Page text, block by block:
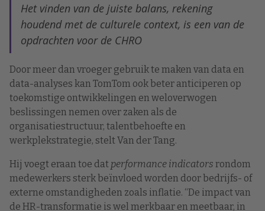
Het vinden van de juiste balans, rekening
houdend met de culturele context, is een van de
opdrachten voor de CHRO
Door meer dan vroeger gebruik te maken van data en
data-analyses kan TomTom ook beter anticiperen op
toekomstige ontwikkelingen en weloverwogen
beslissingen nemen over zaken als de
organisatiestructuur, talentbehoefte en
werkplekstrategie, stelt Van der Tang.
Hij voegt eraan toe dat performance indicators rondom
medewerkers sterk beïnvloed worden door bedrijfs- of
externe omstandigheden zoals inflatie. “De impact van
de HR-transformatie is wel merkbaar en meetbaar, in